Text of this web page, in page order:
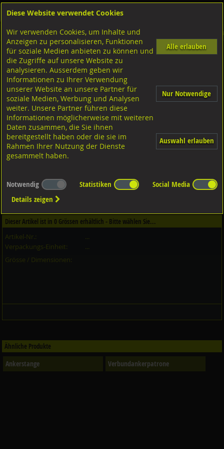
Shop Dübeltechnik Verbundankersysteme Diverse Ausführungen
IGH Innengewindehülsen
Dieser Artikel ist in 3Qualitäten erhältlich - Bitte wählen Sie...
Qualität / Oberfläche
Dieser Artikel ist in 0 Grössen erhältlich - Bitte wählen Sie...
Artikel-Nr.:
...
Verpackungs-Einheit:
...
Grösse / Dimensionen:
Ähnliche Produkte
Ankerstange Verbundankerpatrone
Diese Website verwendet Cookies
Wir verwenden Cookies, um Inhalte und
Anzeigen zu personalisieren, Funktionen
für soziale Medien anbieten zu können und
die Zugriffe auf unsere Website zu
analysieren. Ausserdem geben wir
Informationen zu Ihrer Verwendung
unserer Website an unsere Partner für
soziale Medien, Werbung und Analysen
weiter. Unsere Partner führen diese
Informationen möglicherweise mit weiteren
Daten zusammen, die Sie ihnen
bereitgestellt haben oder die sie im
Rahmen Ihrer Nutzung der Dienste
gesammelt haben.
Alle erlauben
Nur Notwendige
Auswahl erlauben
Notwendig Statistiken
Social Media
Details zeigen